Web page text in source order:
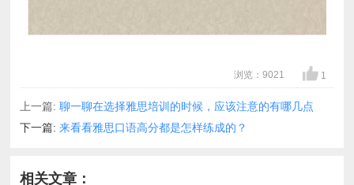
浏览：9021 1
上一篇:聊一聊在选择雅思培训的时候，应该注意的有哪几点
下一篇:来看看雅思口语高分都是怎样练成的？
相关文章：